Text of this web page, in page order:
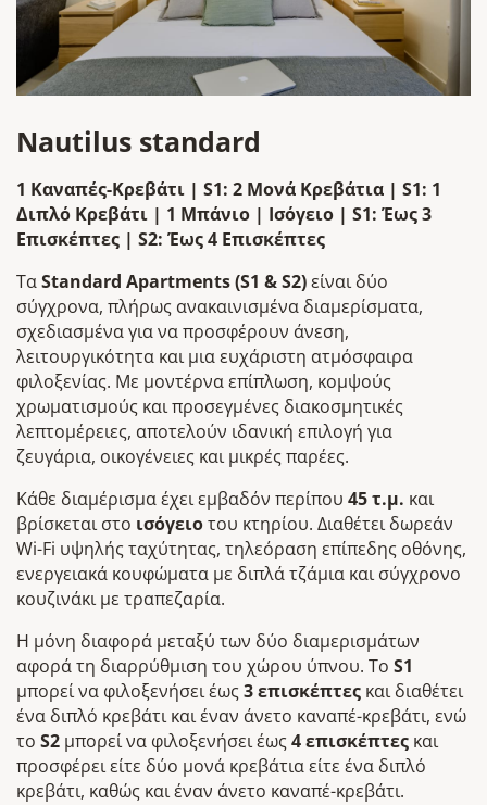
Nautilus standard
1 Καναπές-Κρεβάτι | S1: 2 Μονά Κρεβάτια | S1: 1
Διπλό Κρεβάτι | 1 Μπάνιο | Ισόγειο | S1: Έως 3
Επισκέπτες | S2: Έως 4 Επισκέπτες
ΤαStandard Apartments (S1 & S2)είναι δύο
σύγχρονα, πλήρως ανακαινισμένα διαμερίσματα,
σχεδιασμένα για να προσφέρουν άνεση,
λειτουργικότητα και μια ευχάριστη ατμόσφαιρα
φιλοξενίας. Με μοντέρνα επίπλωση, κομψούς
χρωματισμούς και προσεγμένες διακοσμητικές
λεπτομέρειες, αποτελούν ιδανική επιλογή για
ζευγάρια, οικογένειες και μικρές παρέες.
Κάθε διαμέρισμα έχει εμβαδόν περίπου 45 τ.μ. και
βρίσκεται στο ισόγειοτου κτηρίου. Διαθέτει δωρεάν
Wi-Fi υψηλής ταχύτητας, τηλεόραση επίπεδης οθόνης,
ενεργειακά κουφώματα με διπλά τζάμια και σύγχρονo
κουζινάκι με τραπεζαρία.
Η μόνη διαφορά μεταξύ των δύο διαμερισμάτων
αφορά τη διαρρύθμιση του χώρου ύπνου. Το S1
μπορεί να φιλοξενήσει έως3 επισκέπτες και διαθέτει
ένα διπλό κρεβάτι και έναν άνετο καναπέ-κρεβάτι, ενώ
το S2 μπορεί να φιλοξενήσει έως4 επισκέπτες και
προσφέρει είτε δύο μονά κρεβάτια είτε ένα διπλό
κρεβάτι, καθώς και έναν άνετο καναπέ-κρεβάτι.